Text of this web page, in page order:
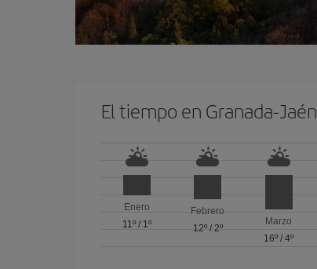
El tiempo en Granada-Jaén
Enero
11º/ 1º
Febrero
12º/ 2º
Marzo
16º /4º